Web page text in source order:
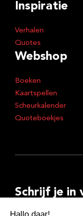
Inspiratie
Verhalen
Quotes
Webshop
Boeken
Kaartspellen
Scheurkalender
Quoteboekjes
Schrijf je in